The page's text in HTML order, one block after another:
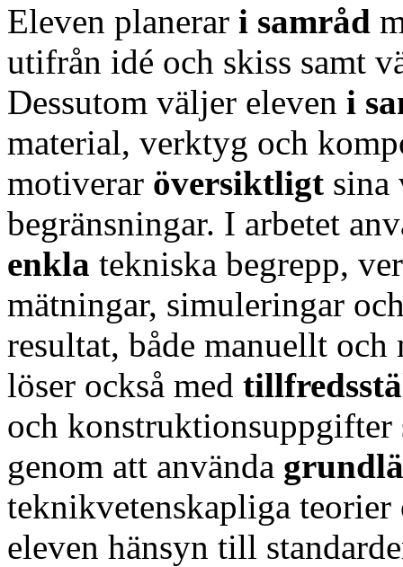
Eleven planerar i samråd
utifrån idé och skiss samt
Dessutom väljer eleven i
material, verktyg och
motiverar översiktligt sina
begränsningar. I arbetet
enkla tekniska begrepp,
mätningar, simuleringar
resultat, både manuellt
löser också med
och
genom att använda
teknikvetenskapliga
eleven hänsyn till